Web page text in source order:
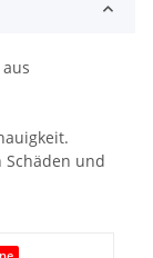
Schäden und